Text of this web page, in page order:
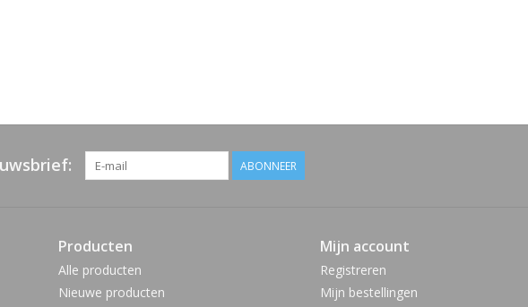
ABONNEER
Producten
Alle producten
Nieuwe producten
Mijn account
Registreren
Mijn bestellingen